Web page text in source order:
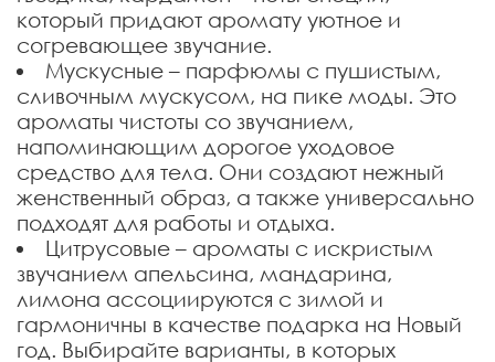
который придают аромату уютное и
согревающее звучание.
Мускусные – парфюмы с пушистым,
сливочным мускусом, на пике моды. Это
ароматы чистоты со звучанием,
напоминающим дорогое уходовое
средство для тела. Они создают нежный
женственный образ, а также универсально
подходят для работы и отдыха.
Цитрусовые – ароматы с искристым
звучанием апельсина, мандарина,
лимона ассоциируются с зимой и
гармоничны в качестве подарка на Новый
год. Выбирайте варианты, в которых